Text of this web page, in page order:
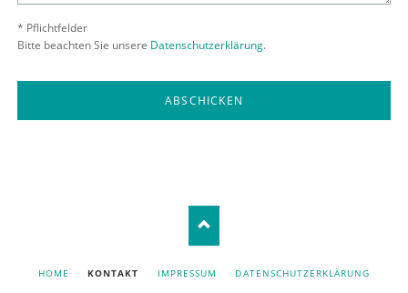
* Pflichtfelder
Bitte beachten Sie unsere Datenschutzerklärung.
ABSCHICKEN
NAVIGATION
HOME KONTAKT IMPRESSUM
DATENSCHUTZERKLÄRUNG